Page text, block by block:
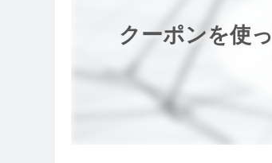
クーポンを使